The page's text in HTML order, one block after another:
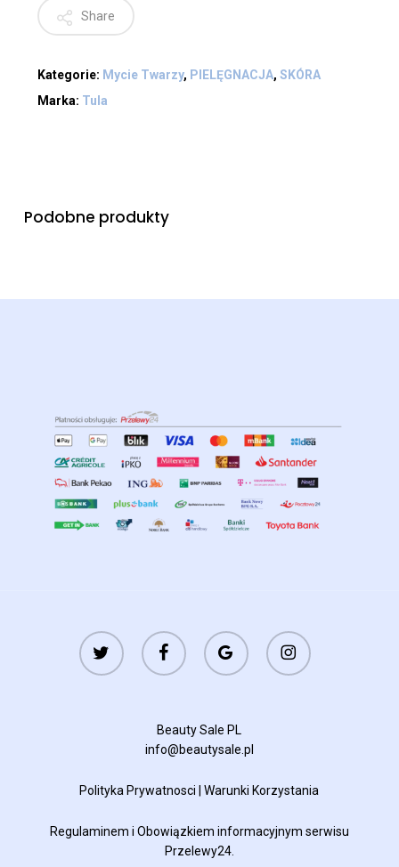
Share
Kategorie: Mycie Twarzy, PIELĘGNACJA, SKÓRA
Marka: Tula
Podobne produkty
twitter facebook
google-
plus
instagram
Beauty Sale PL
info@beautysale.pl
Polityka Prywatnosci |Warunki Korzystania
Regulaminem i Obowiązkiem informacyjnym serwisu
Przelewy24.